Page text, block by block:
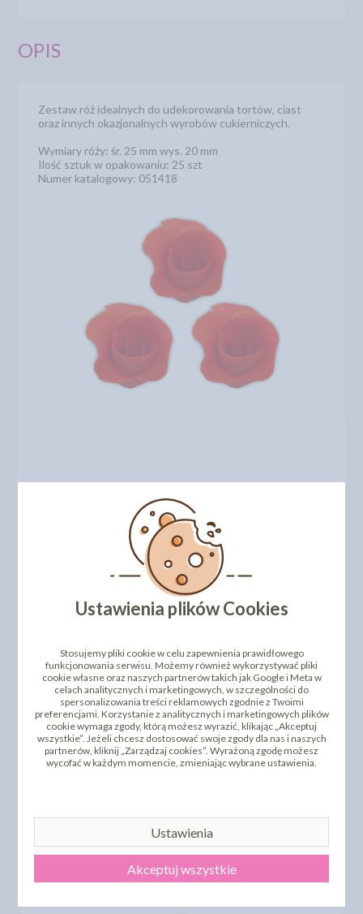
OPIS
Zestaw róż idealnych do udekorowania tortów, ciast
oraz innych okazjonalnych wyrobów cukierniczych.
Wymiary róży: śr. 25 mm wys. 20 mm
Ilość sztuk w opakowaniu: 25 szt
Numer katalogowy: 051418
PRODUKTY PODOBNE
INNI KLIENCI KUPILI TEŻ
Ustawienia plików Cookies
Stosujemy pliki cookie w celu zapewnienia prawidłowego
funkcjonowania serwisu. Możemy również wykorzystywać pliki
cookie własne oraz naszych partnerów takich jak Google i Meta w
celach analitycznych i marketingowych, w szczególności do
spersonalizowania treści reklamowych zgodnie z Twoimi
preferencjami. Korzystanie z analitycznych i marketingowych plików
cookie wymaga zgody, którą możesz wyrazić, klikając „Akceptuj
wszystkie”. Jeżeli chcesz dostosować swoje zgody dla nas i naszych
partnerów, kliknij „Zarządzaj cookies”. Wyrażoną zgodę możesz
wycofać w każdym momencie, zmieniając wybrane ustawienia.
Ustawienia
Akceptuj wszystkie